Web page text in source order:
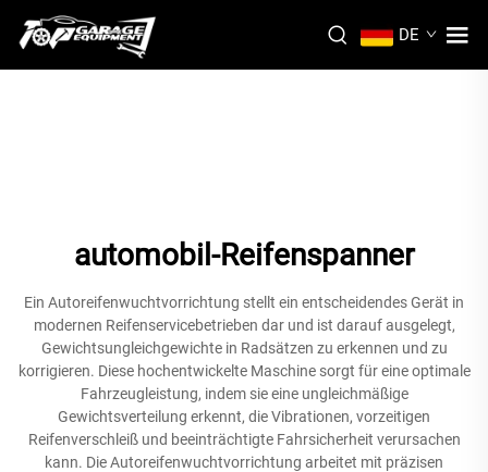
DE
automobil-Reifenspanner
Ein Autoreifenwuchtvorrichtung stellt ein entscheidendes Gerät in
modernen Reifenservicebetrieben dar und ist darauf ausgelegt,
Gewichtsungleichgewichte in Radsätzen zu erkennen und zu
korrigieren. Diese hochentwickelte Maschine sorgt für eine optimale
Fahrzeugleistung, indem sie eine ungleichmäßige
Gewichtsverteilung erkennt, die Vibrationen, vorzeitigen
Reifenverschleiß und beeinträchtigte Fahrsicherheit verursachen
kann. Die Autoreifenwuchtvorrichtung arbeitet mit präzisen